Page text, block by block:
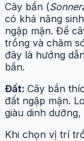
Cây bần (
có khả năng
ngập mặn. Để
trồng và chăm
đây là hướng
bần.
Đất: Cây bần
đất ngập mặn.
giàu dinh
Khi chọn vị trí